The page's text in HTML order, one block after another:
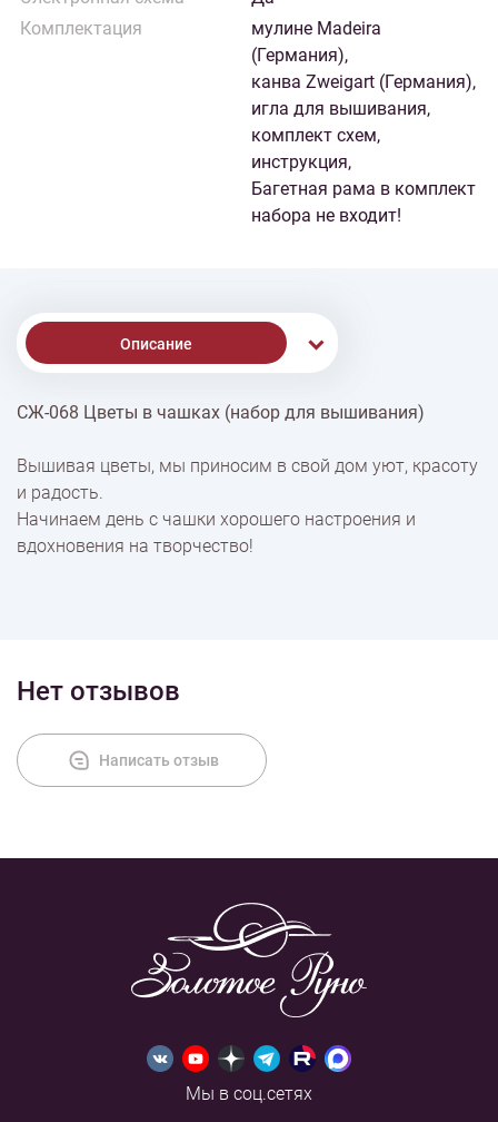
Комплектация
мулине Madeira
(Германия),
канва Zweigart (Германия),
игла для вышивания,
комплект схем,
инструкция,
Багетная рама в комплект
набора не входит!
Описание
Доставка
СЖ-068 Цветы в чашках (набор для вышивания)
Вышивая цветы, мы приносим в свой дом уют, красоту
и радость.
Начинаем день с чашки хорошего настроения и
вдохновения на творчество!
Нет отзывов
Написать отзыв
Мы в соц.сетях